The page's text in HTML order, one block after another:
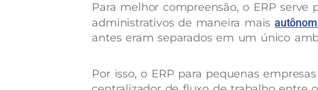
Para melhor compreensão, o ERP serve
administrativos de maneira mais
antes eram separados em um único
Por isso, o ERP para pequenas